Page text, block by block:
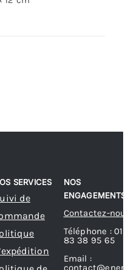
SERVICES
de
NOS
ENGAGEMENTS
Contactez-
Téléphone : 01
83 38 95 65
Email :